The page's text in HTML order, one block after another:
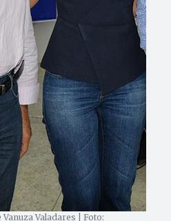
Valadares | Foto: